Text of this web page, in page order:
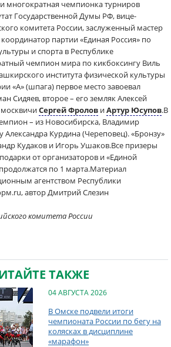
многократная чемпионка турниров
Государственной Думы РФ, вице-
комитета России, заслуженный мастер
координатор партии «Единая Россия» по
и спорта в Республике
чемпион мира по кикбоксингу Виль
института физической культуры
«А» (шпага) первое место завоевал
Сидяев, второе – его земляк Алексей
Сергей Фролов иАртур Юсупов.В
– из Новосибирска, Владимир
Александра Курдина (Череповец). «Бронзу»
Кудаков и Игорь Ушаков.Все призеры
от организаторов и «Единой
по 1 марта.Материал
агентством Республики
автор Дмитрий Слезин
комитета России
ТАКЖЕ
04 АВГУСТА 2026
В Омске подвели итоги
чемпионата России по бегу на
колясках в дисциплине
«марафон»